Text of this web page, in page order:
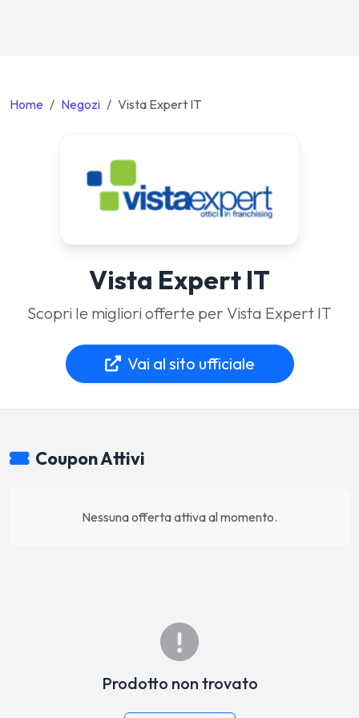
Home Negozi Vista Expert IT
Vista Expert IT
Scopri le migliori offerte per Vista Expert IT
Vai al sito ufficiale
Coupon Attivi
Nessuna offerta attiva al momento.
Prodotto non trovato